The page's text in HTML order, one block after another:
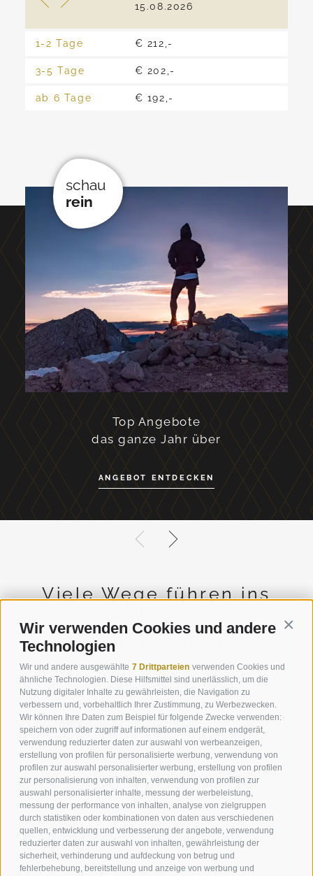
Wir verwenden Cookies und andere
Technologien
Wir und andere ausgewählte 7 Drittparteien verwenden Cookies und
ähnliche Technologien. Diese Hilfsmittel sind unerlässlich, um die
Nutzung digitaler Inhalte zu gewährleisten, die Navigation zu
verbessern und, vorbehaltlich Ihrer Zustimmung, zu Werbezwecken.
Wir können Ihre Daten zum Beispiel für folgende Zwecke verwenden:
speichern von oder zugriff auf informationen auf einem endgerät,
verwendung reduzierter daten zur auswahl von werbeanzeigen,
erstellung von profilen für personalisierte werbung, verwendung von
profilen zur auswahl personalisierter werbung, erstellung von profilen
zur personalisierung von inhalten, verwendung von profilen zur
auswahl personalisierter inhalte, messung der werbeleistung,
messung der performance von inhalten, analyse von zielgruppen
durch statistiken oder kombinationen von daten aus verschiedenen
quellen, entwicklung und verbesserung der angebote, verwendung
reduzierter daten zur auswahl von inhalten, gewährleistung der
sicherheit, verhinderung und aufdeckung von betrug und
fehlerbehebung, bereitstellung und anzeige von werbung und
15.08.2026
1-2 Tage
3-5 Tage
ab 6 Tage
€ 212,-
€ 202,-
€ 192,-
schau
rein
Top Angebote
das ganze Jahr über
ANGEBOT ENTDECKEN
Viele Wege führen ins
MACHEN SIE SICH AUF DEN WEG!
ANREISE NACH VIERSCHACH